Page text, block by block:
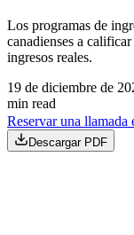
Los programas de
canadienses a
ingresos reales.
19 de diciembre de
min read
Reservar una llamada
Descargar PDF